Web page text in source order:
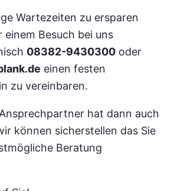
Wartezeiten zu ersparen
Besuch bei uns
08382-9430300 oder
einen festen
zu vereinbaren.
hat dann auch
können sicherstellen das Sie
Beratung